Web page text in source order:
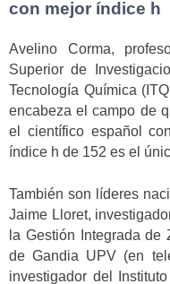
con mejor índice h
Avelino Corma,
Superior de
Tecnología Química
encabeza el campo de
el científico español
índice h de 152 es el
También son líderes
Jaime Lloret,
la Gestión Integrada de
de Gandia UPV (en
investigador del